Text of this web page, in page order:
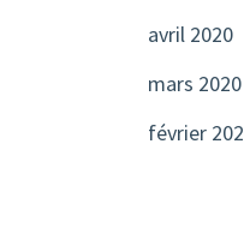
avril 2020
mars 2020
février